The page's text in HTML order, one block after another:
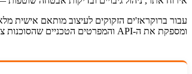
ומספקת את ה-API והמפרטים הטכניים שהסוכנות צריכה כדי לחבר את עבודת ה-front-end שלה ל-back end של ה-CRM. פרטים מלאים זמינים ב-